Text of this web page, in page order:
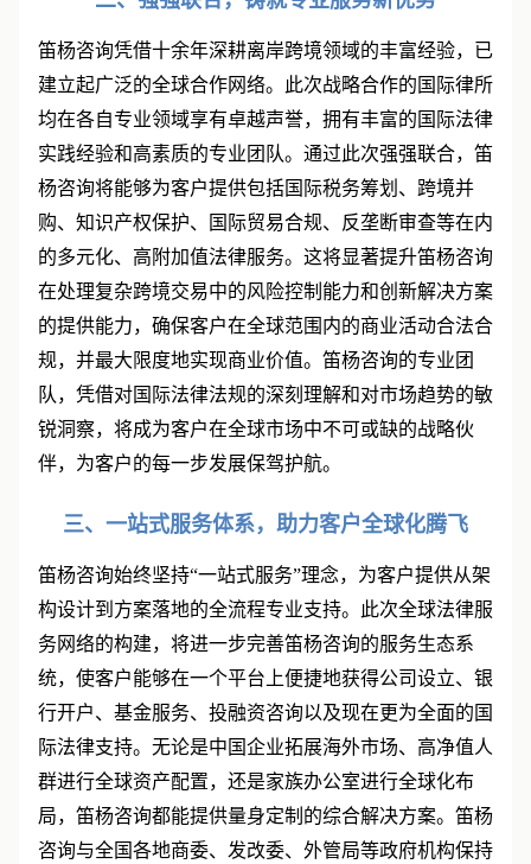
笛杨咨询凭借十余年深耕离岸跨境领域的丰富经验，已
建立起广泛的全球合作网络。此次战略合作的国际律所
均在各自专业领域享有卓越声誉，拥有丰富的国际法律
实践经验和高素质的专业团队。通过此次强强联合，笛
杨咨询将能够为客户提供包括国际税务筹划、跨境并
购、知识产权保护、国际贸易合规、反垄断审查等在内
的多元化、高附加值法律服务。这将显著提升笛杨咨询
在处理复杂跨境交易中的风险控制能力和创新解决方案
的提供能力，确保客户在全球范围内的商业活动合法合
规，并最大限度地实现商业价值。笛杨咨询的专业团
队，凭借对国际法律法规的深刻理解和对市场趋势的敏
锐洞察，将成为客户在全球市场中不可或缺的战略伙
笛杨咨询始终坚持“一站式服务”理念，为客户提供从架
构设计到方案落地的全流程专业支持。此次全球法律服
务网络的构建，将进一步完善笛杨咨询的服务生态系
统，使客户能够在一个平台上便捷地获得公司设立、银
行开户、基金服务、投融资咨询以及现在更为全面的国
际法律支持。无论是中国企业拓展海外市场、高净值人
群进行全球资产配置，还是家族办公室进行全球化布
局，笛杨咨询都能提供量身定制的综合解决方案。笛杨